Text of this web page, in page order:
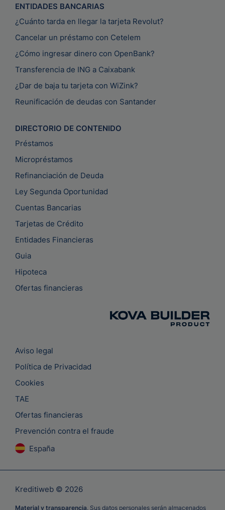
ENTIDADES BANCARIAS
¿Cuánto tarda en llegar la tarjeta Revolut?
Cancelar un préstamo con Cetelem
¿Cómo ingresar dinero con OpenBank?
Transferencia de ING a Caixabank
¿Dar de baja tu tarjeta con WiZink?
Reunificación de deudas con Santander
DIRECTORIO DE CONTENIDO
Préstamos
Micropréstamos
Refinanciación de Deuda
Ley Segunda Oportunidad
Cuentas Bancarias
Tarjetas de Crédito
Entidades Financieras
Guia
Hipoteca
Ofertas financieras
Aviso legal
Política de Privacidad
Cookies
TAE
Ofertas financieras
Prevención contra el fraude
España
Kreditiweb © 2026
Material y transparencia. Sus datos personales serán almacenados